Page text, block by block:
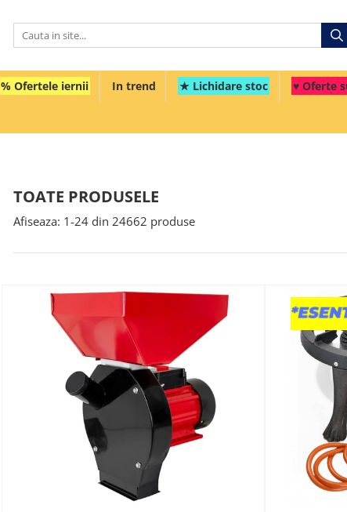
% Ofertele iernii In trend ★ Lichidare stoc ♥ Oferte
TOATE PRODUSELE
Afiseaza: 1-24 din 24662 produse